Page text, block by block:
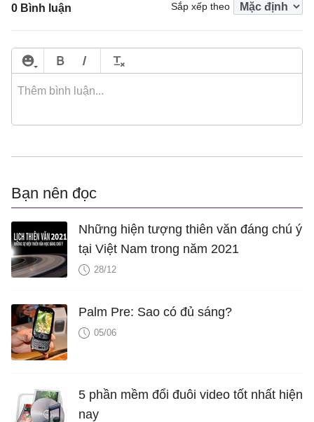
0 Bình luận Sắp xếp theo
Bạn nên đọc
Những hiện tượng thiên văn đáng chú ý
tại Việt Nam trong năm 2021
28/12
Palm Pre: Sao có đủ sáng?
05/06
5 phần mềm đổi đuôi video tốt nhất hiện
nay